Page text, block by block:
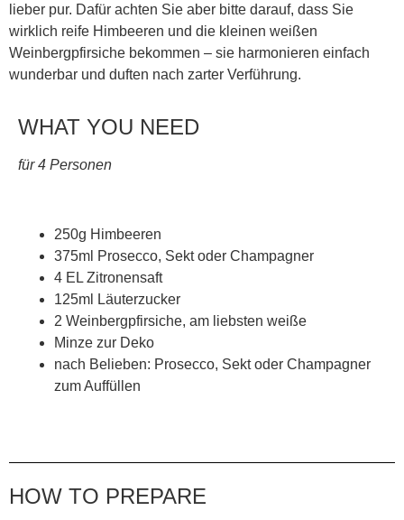
lieber pur. Dafür achten Sie aber bitte darauf, dass Sie
wirklich reife Himbeeren und die kleinen weißen
Weinbergpfirsiche bekommen – sie harmonieren einfach
wunderbar und duften nach zarter Verführung.
WHAT YOU NEED
für 4 Personen
250g Himbeeren
375ml Prosecco, Sekt oder Champagner
4 EL Zitronensaft
125ml Läuterzucker
2 Weinbergpfirsiche, am liebsten weiße
Minze zur Deko
nach Belieben: Prosecco, Sekt oder Champagner
zum Auffüllen
HOW TO PREPARE